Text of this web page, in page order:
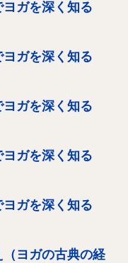
ヨガを深く知る
ヨガを深く知る
ヨガを深く知る
ヨガを深く知る
ヨガを深く知る
ヨガの古典の経